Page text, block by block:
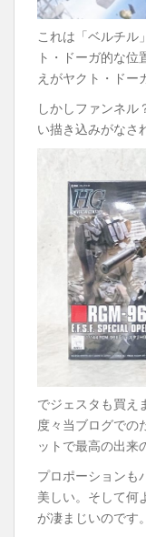
これは「ベルチル
ト・ドーガ的な
えがヤクト・ドー
しかしファンネル
い描き込みがなさ
でジェスタも買え
度々当ブログでの
ットで最高の出来
プロポーションも
美しい。そして何
が凄まじいのです